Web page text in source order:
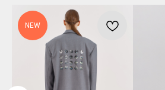
NEW